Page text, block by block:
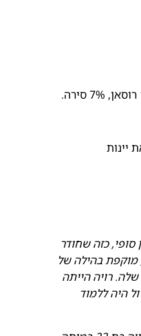
יינות
כזה שחודר
מוקפת בהילה של
רויה הייתה
היה ללמוד